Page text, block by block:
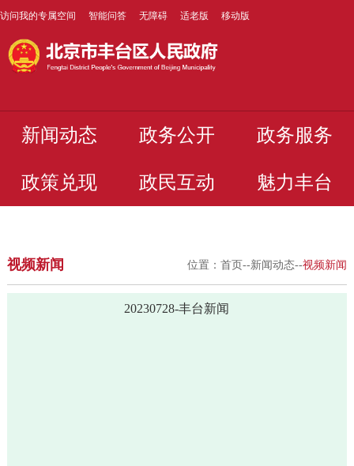
访问我的专属空间 智能问答 无障碍 适老版 移动版
新闻动态 政务公开 政务服务
政策兑现 政民互动 魅力丰台
视频新闻 位置：首页--新闻动态--视频新闻
20230728-丰台新闻